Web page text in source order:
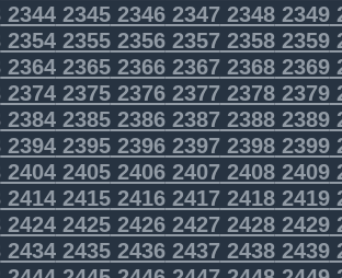
234423452346234723482349
235423552356235723582359
236423652366236723682369
237423752376237723782379
238423852386238723882389
239423952396239723982399
240424052406240724082409
241424152416241724182419
242424252426242724282429
243424352436243724382439